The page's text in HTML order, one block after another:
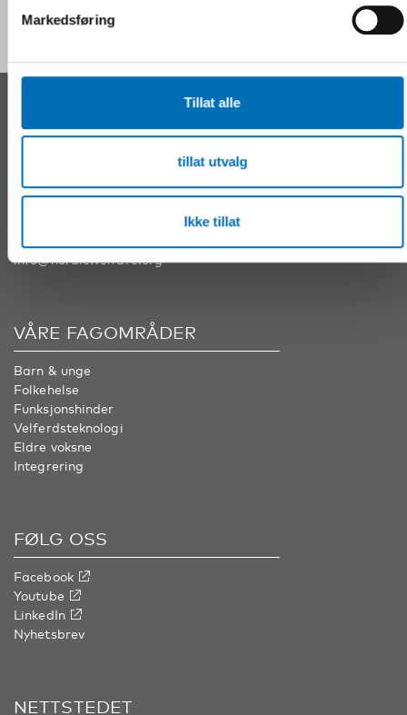
Markedsføring
Tillat alle
tillat utvalg
Ikke tillat
info@nordicwelfare.org
Nordens velferdssenter Finland
info@nordicwelfare.org
VÅRE FAGOMRÅDER
Barn & unge
Folkehelse
Funksjonshinder
Velferdsteknologi
Eldre voksne
Integrering
FØLG OSS
Facebook
Youtube
LinkedIn
Nyhetsbrev
NETTSTEDET